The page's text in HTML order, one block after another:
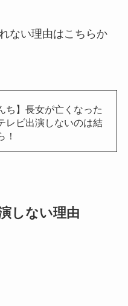
ない理由はこちらか
ち】長女が亡くなった
レビ出演しないのは結
！
しない理由